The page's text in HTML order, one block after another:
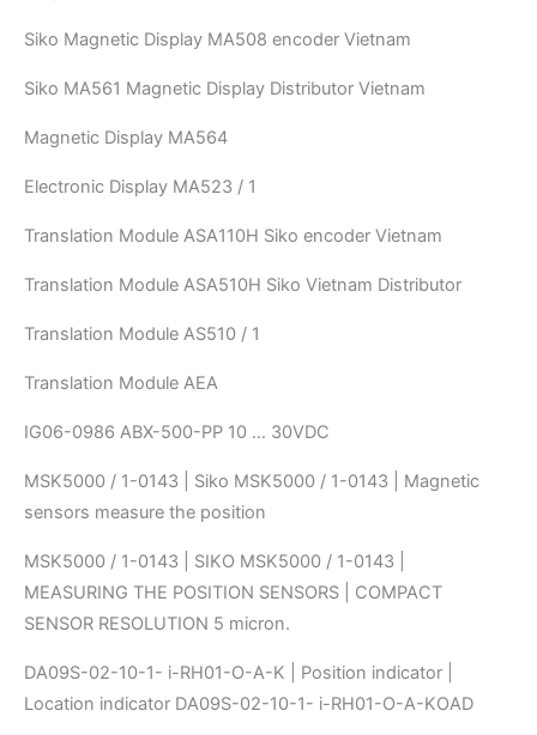
Siko Magnetic Display MA508 encoder Vietnam
Siko MA561 Magnetic Display Distributor Vietnam
Magnetic Display MA564
Electronic Display MA523 / 1
Translation Module ASA110H Siko encoder Vietnam
Translation Module ASA510H Siko Vietnam Distributor
Translation Module AS510 / 1
Translation Module AEA
IG06-0986 ABX-500-PP 10 … 30VDC
MSK5000 / 1-0143 | Siko MSK5000 / 1-0143 | Magnetic
sensors measure the position
MSK5000 / 1-0143 | SIKO MSK5000 / 1-0143 |
MEASURING THE POSITION SENSORS | COMPACT
SENSOR RESOLUTION 5 micron.
DA09S-02-10-1- i-RH01-O-A-K | Position indicator |
Location indicator DA09S-02-10-1- i-RH01-O-A-KOAD